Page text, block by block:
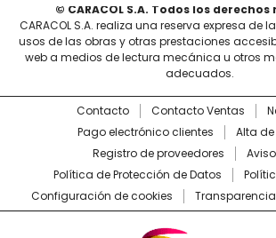
© CARACOL S.A. Todos los
CARACOL S.A. realiza una reserva expresa de
usos de las obras y otras prestaciones
web a medios de lectura mecánica u otros
adecuados.
Contacto Contacto Ventas
Pago electrónico clientes
Alta
Registro de proveedores
Política de Protección de Datos
Configuración de cookies
Transparencia